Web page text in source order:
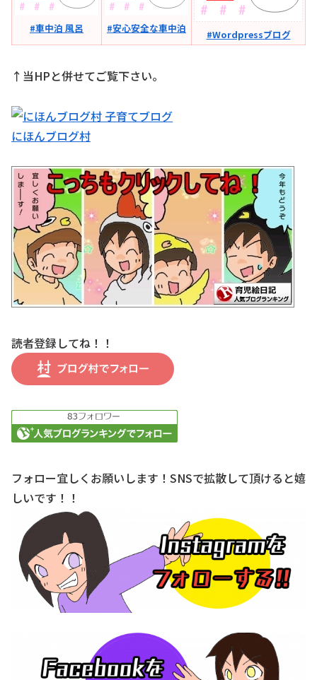
#車中泊 風呂 #安心安全な車中泊
#Wordpressブログ
↑当HPと併せてご覧下さい。
にほんブログ村
読者登録してね！！
フォロー宜しくお願いします！SNSで拡散して頂けると嬉
しいです！！